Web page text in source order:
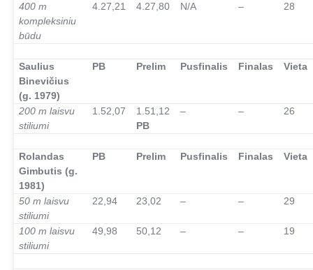
400 m
kompleksiniu
būdu
4.27,21 4.27,80 N/A – 28
Saulius
Binevičius
(g. 1979)
PB Prelim Pusfinalis Finalas Vieta
200 m laisvu
stiliumi
1.52,07
1.51,12
PB
– – 26
Rolandas
Gimbutis (g.
1981)
PB Prelim Pusfinalis Finalas Vieta
50 m laisvu
stiliumi
22,94 23,02 – – 29
100 m laisvu
stiliumi
49,98 50,12 – – 19